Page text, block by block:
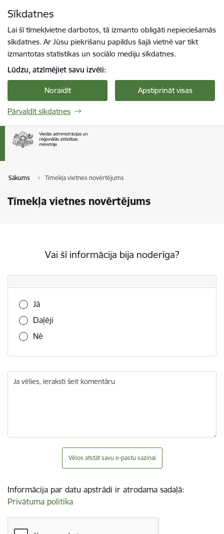
Sīkdatnes
Lai šī tīmekļvietne darbotos, tā izmanto obligāti nepieciešamās
sīkdatnes. Ar Jūsu piekrišanu papildus šajā vietnē var tikt
izmantotas statistikas un sociālo mediju sīkdatnes.
Lūdzu, atzīmējiet savu izvēli:
Noraidīt Apstiprināt visas
Pārvaldīt sīkdatnes
Sākums Tīmekļa vietnes novērtējums
Tīmekļa vietnes novērtējums
Vai šī informācija bija noderīga?
Vai šī informācija bija noderīga?
Jā
Daļēji
Nē
Ja vēlies, ieraksti šeit komentāru
Vēlos atstāt savu e-pastu saziņai
Informācija par datu apstrādi ir atrodama sadaļā:
Privātuma politika